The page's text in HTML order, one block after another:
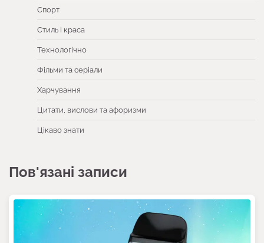
Спорт
Стиль і краса
Технологічно
Фільми та серіали
Харчування
Цитати, вислови та афоризми
Цікаво знати
Пов'язані записи